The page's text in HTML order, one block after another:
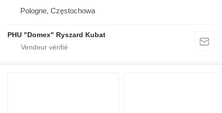
Pologne, Częstochowa
PHU "Domex" Ryszard Kubat